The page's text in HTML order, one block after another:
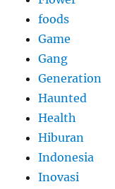
foods
Game
Gang
Generation
Haunted
Health
Hiburan
Indonesia
Inovasi